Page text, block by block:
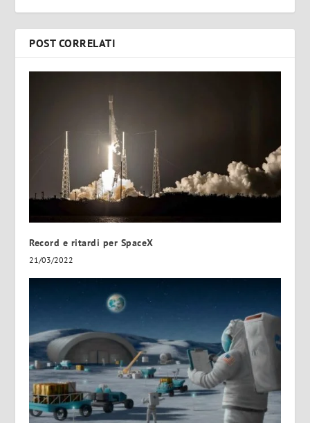
POST CORRELATI
Record e ritardi per SpaceX
21/03/2022